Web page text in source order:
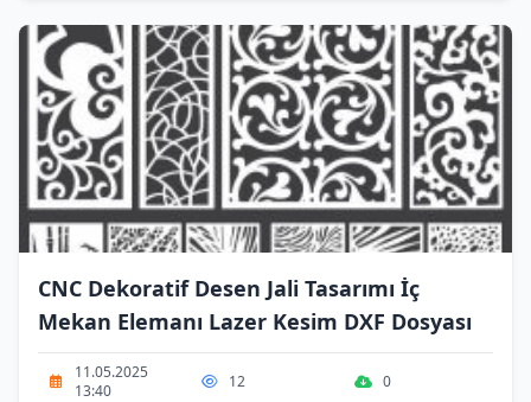
CNC Dekoratif Desen Jali Tasarımı İç
Mekan Elemanı Lazer Kesim DXF Dosyası
11.05.2025
13:40
12 0